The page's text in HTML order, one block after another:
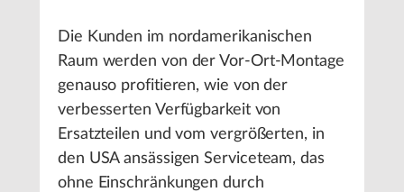
Die Kunden im nordamerikanischen
Raum werden von der Vor-Ort-Montage
genauso profitieren, wie von der
verbesserten Verfügbarkeit von
Ersatzteilen und vom vergrößerten, in
den USA ansässigen Serviceteam, das
ohne Einschränkungen durch